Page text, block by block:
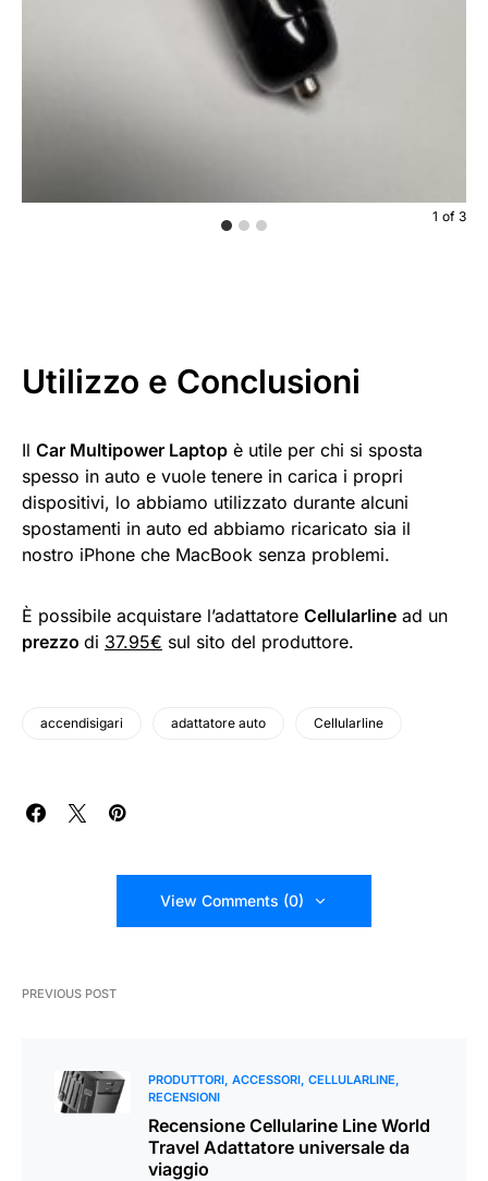
1 of 3
Utilizzo e Conclusioni
Il Car Multipower Laptop è utile per chi si sposta
spesso in auto e vuole tenere in carica i propri
dispositivi, lo abbiamo utilizzato durante alcuni
spostamenti in auto ed abbiamo ricaricato sia il
nostro iPhone che MacBook senza problemi.
È possibile acquistare l’adattatore Cellularline ad un
prezzo di 37.95€ sul sito del produttore.
accendisigari adattatore auto Cellularline
View Comments (0)
PREVIOUS POST
PRODUTTORI ACCESSORI CELLULARLINE
RECENSIONI
Recensione Cellularine Line World
Travel Adattatore universale da
viaggio